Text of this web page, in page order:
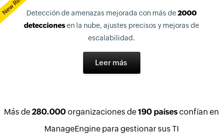
Detección de amenazas mejorada con más de2000
deteccionesen la nube, ajustes precisos y mejoras de
escalabilidad.
Leer más
Más de280.000 organizaciones de190 paísesconfían en
ManageEngine para gestionar sus TI